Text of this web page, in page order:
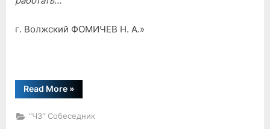
г. Волжский ФОМИЧЕВ Н. А.»
Read More“Остановитесь,
товарищ
»
"ЧЗ" Собеседник